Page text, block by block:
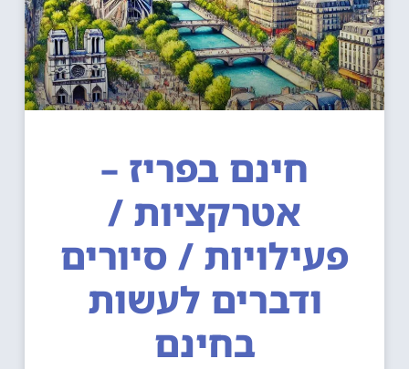
חינם בפריז –
אטרקציות /
פעילויות / סיורים
ודברים לעשות
בחינם